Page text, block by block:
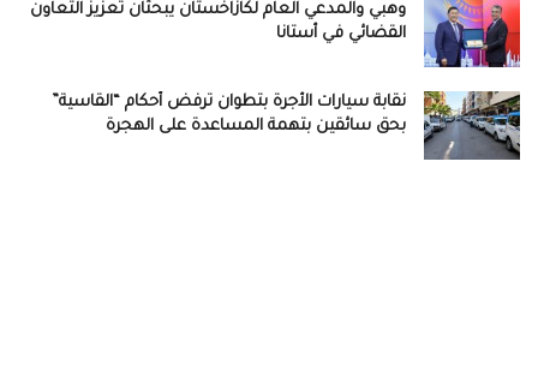
وهبي والمدعي العام لكازاخستان يبحثان تعزيز التعاون
القضائي في أستانا
نقابة سيارات الأجرة بتطوان ترفض أحكام “القاسية”
بحق سائقين بتهمة المساعدة على الهجرة